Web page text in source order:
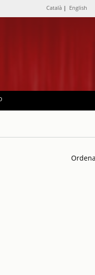
Català | English